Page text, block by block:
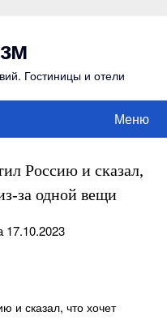
Гостиницы и отели
Меню
Россию и сказал,
за одной вещи
17.10.2023
и сказал, что хочет